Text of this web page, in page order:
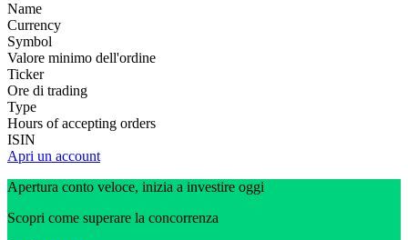
Name
Currency
Symbol
Valore minimo dell'ordine
Ticker
Ore di trading
Type
Hours of accepting orders
ISIN
Apri un account
Apertura conto veloce, inizia a investire oggi
Scopri come superare la concorrenza